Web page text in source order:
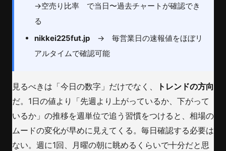
→空売り比率 で当日〜過去チャートが確認でき
る
nikkei225fut.jp → 毎営業日の速報値をほぼリ
アルタイムで確認可能
見るべきは「今日の数字」だけでなく、
トレンドの方向
だ。1日の値より「先週より上がっているか、下がって
いるか」の推移を週単位で追う習慣をつけると、相場の
ムードの変化が早めに見えてくる。毎日確認する必要は
ない。週に1回、月曜の朝に眺めるくらいで十分だと思